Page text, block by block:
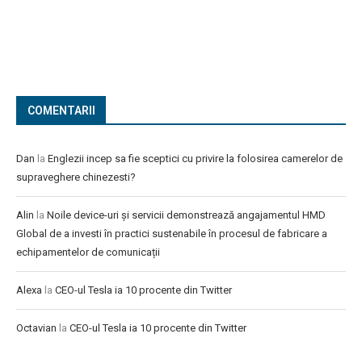
COMENTARII
Dan la Englezii incep sa fie sceptici cu privire la folosirea camerelor de
supraveghere chinezesti?
Alin la Noile device-uri și servicii demonstrează angajamentul HMD
Global de a investi în practici sustenabile în procesul de fabricare a
echipamentelor de comunicații
Alexa la CEO-ul Tesla ia 10 procente din Twitter
Octavian la CEO-ul Tesla ia 10 procente din Twitter